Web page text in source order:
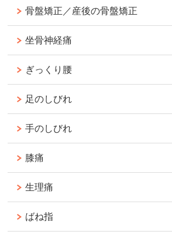
骨盤矯正／産後の骨盤矯正
坐骨神経痛
ぎっくり腰
足のしびれ
手のしびれ
膝痛
生理痛
ばね指